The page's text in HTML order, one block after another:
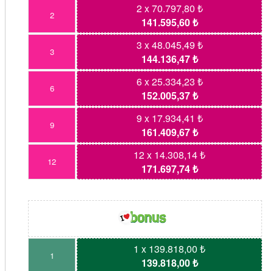
2
2 x 70.797,80 ₺
141.595,60 ₺
3
3 x 48.045,49 ₺
144.136,47 ₺
6
6 x 25.334,23 ₺
152.005,37 ₺
9
9 x 17.934,41 ₺
161.409,67 ₺
12
12 x 14.308,14 ₺
171.697,74 ₺
1
1 x 139.818,00 ₺
139.818,00 ₺